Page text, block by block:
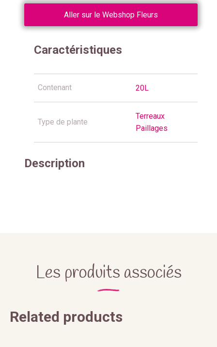
Aller sur le Webshop Fleurs
Caractéristiques
Contenant 20L
Type de plante
Terreaux
Paillages
Description
Les produits associés
Related products